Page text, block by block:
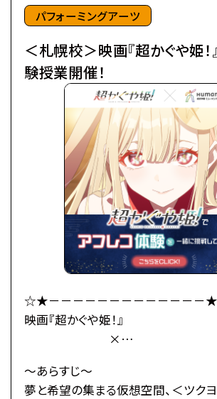
ームで細々とお小遣い稼ぎをしていた。
そんなある日の帰り道、彩葉は七色に
ング電柱を見つける。
中から出てきたのは、なんとも可愛ら
放っておけず連れ帰ると、赤ちゃんは
大きくなり、彩葉と同い年ぐらいの女の
「あなた、もしやかぐや姫なの？」
大きくなったかぐや姫はわがまま放題
かぐやのお願い(わがまま)で彩葉は、
イバー活動を手伝うことに。
彩葉がプロデューサーとして音楽を作
イバーとして歌うことで、
二人は少しずつ打ち解けていく。
かぐやを月へと連れ戻す不吉な影が、
っているとも知らずに——
・公式HP：https://www.cho-
パフォーミングアーツ
＜札幌校＞映画『超かぐや姫！
験授業開催！
☆★－－－－－－－－－－－－
映画『超かぐや姫！』
×
☆★－－－－－－－－－－－－－
～あらすじ～
夢と希望の集まる仮想空間、＜ツクヨ